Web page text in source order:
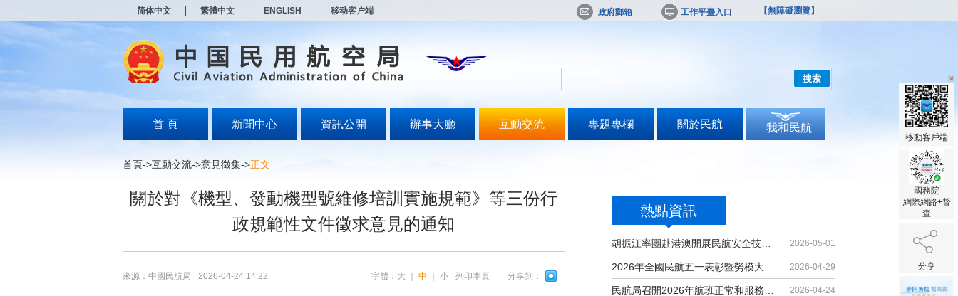
简体中文 繁體中文 ENGLISH 移动客户端 政府郵箱 工作平臺入口 【無障礙瀏覽】
搜索
首 頁 新聞中心 資訊公開 辦事大廳 互動交流 專題專欄 關於民航 我和民航
首頁->互動交流->意見徵集->正文
熱點資訊
2026-05-01
2026-04-29
2026-04-24
關於對《機型、發動機型號維修培訓實施規範》等三份行
政規範性文件徵求意見的通知
來源：中國民航局 2026-04-24 14:22 分享到：
列印本頁
字體： 大 中 小
移動客戶端
國務院
網際網路+督
查
分享
打
无
障